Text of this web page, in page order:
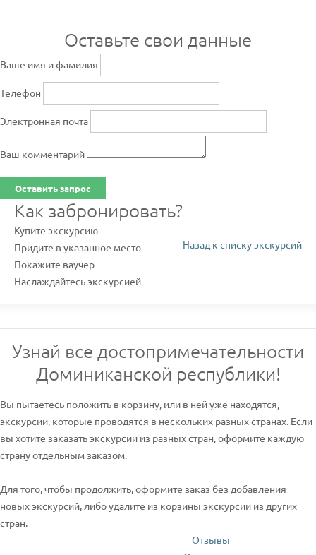
Оставьте свои данные
Ваше имя и фамилия
Телефон
Электронная почта
Ваш комментарий
Оставить запрос
Как забронировать?
Купите экскурсию
Придите в указанное место
Покажите ваучер
Наслаждайтесь экскурсией
Назад к списку экскурсий
Узнай все достопримечательности
Доминиканской республики!
Вы пытаетесь положить в корзину, или в ней уже находятся,
экскурсии, которые проводятся в нескольких разных странах. Если
вы хотите заказать экскурсии из разных стран, оформите каждую
страну отдельным заказом.
Для того, чтобы продолжить, оформите заказ без добавления
новых экскурсий, либо удалите из корзины экскурсии из других
стран.
Отзывы